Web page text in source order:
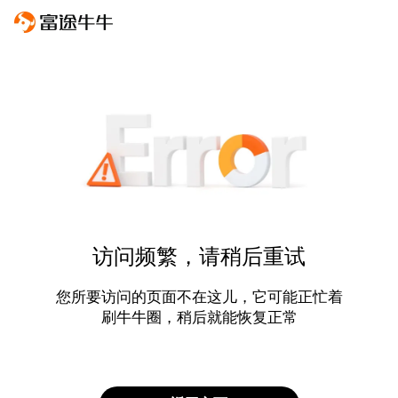
访问频繁，请稍后重试
您所要访问的页面不在这儿，它可能正忙着
刷牛牛圈，稍后就能恢复正常